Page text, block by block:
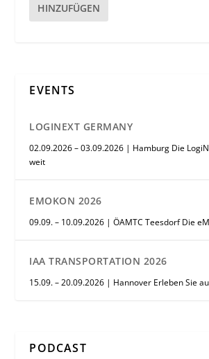
HINZUFÜGEN
EVENTS
LOGINEXT GERMANY
02.09.2026 – 03.09.2026 | Hamburg Die
weit
EMOKON 2026
09.09. – 10.09.2026 | ÖAMTC Teesdorf Die
IAA TRANSPORTATION 2026
15.09. – 20.09.2026 | Hannover Erleben Sie
PODCAST